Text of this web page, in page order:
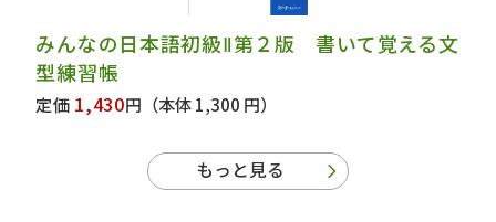
みんなの日本語初級Ⅱ第２版 書いて覚える文
型練習帳
定価 1,430円 （本体 1,300 円）
もっと見る